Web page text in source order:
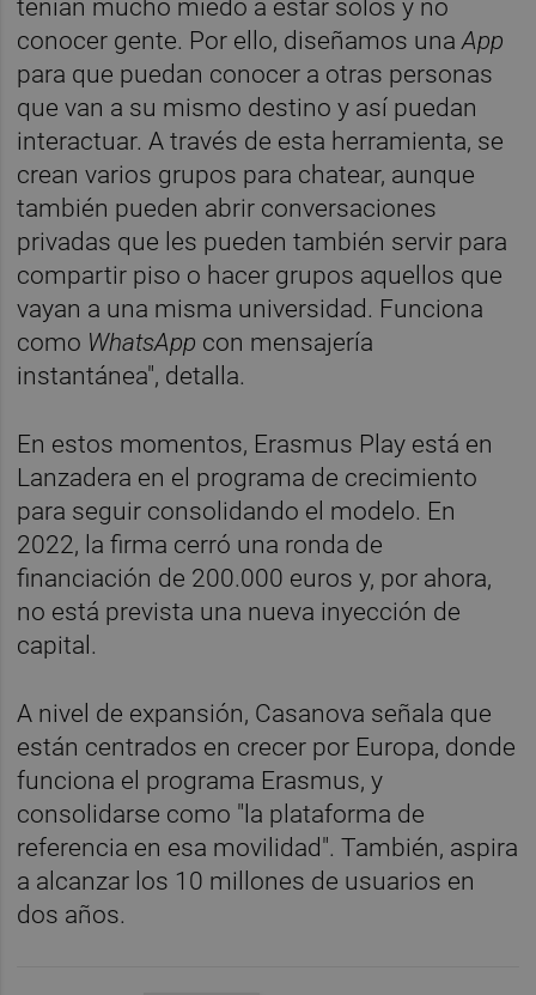
tenían mucho miedo a estar solos y no
conocer gente. Por ello, diseñamos unaApp
para que puedan conocer a otras personas
que van a su mismo destino y así puedan
interactuar. A través de esta herramienta, se
crean varios grupos para chatear, aunque
también pueden abrir conversaciones
privadas que les pueden también servir para
compartir piso o hacer grupos aquellos que
vayan a una misma universidad. Funciona
como WhatsApp con mensajería
instantánea", detalla.
En estos momentos, Erasmus Play está en
Lanzadera en el programa de crecimiento
para seguir consolidando el modelo. En
2022, la firma cerró una ronda de
financiación de 200.000 euros y, por ahora,
no está prevista una nueva inyección de
capital.
A nivel de expansión, Casanova señala que
están centrados en crecer por Europa, donde
funciona el programa Erasmus, y
consolidarse como "la plataforma de
referencia en esa movilidad". También, aspira
a alcanzar los 10 millones de usuarios en
dos años.